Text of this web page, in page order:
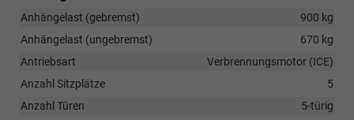
Anhängelast (gebremst)
900 kg
Anhängelast (ungebremst)
670 kg
Antriebsart
Verbrennungsmotor (ICE)
Anzahl Sitzplätze
5
Anzahl Türen
5-türig